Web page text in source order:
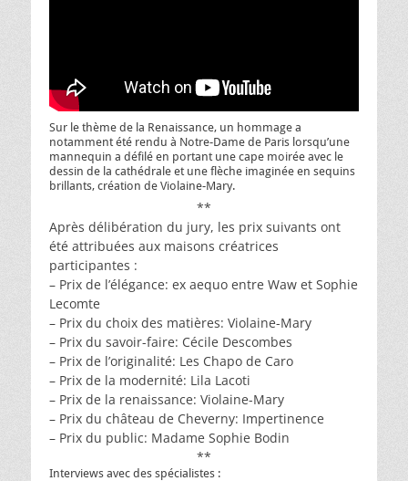
Sur le thème de la Renaissance, un hommage a
notamment été rendu à Notre-Dame de Paris lorsqu’une
mannequin a défilé en portant une cape moirée avec le
dessin de la cathédrale et une flèche imaginée en sequins
brillants, création de Violaine-Mary.
**
Après délibération du jury, les prix suivants ont
été attribuées aux maisons créatrices
participantes :
– Prix de l’élégance: ex aequo entre Waw et Sophie
Lecomte
– Prix du choix des matières: Violaine-Mary
– Prix du savoir-faire: Cécile Descombes
– Prix de l’originalité: Les Chapo de Caro
– Prix de la modernité: Lila Lacoti
– Prix de la renaissance: Violaine-Mary
– Prix du château de Cheverny: Impertinence
– Prix du public: Madame Sophie Bodin
**
Interviews avec des spécialistes :